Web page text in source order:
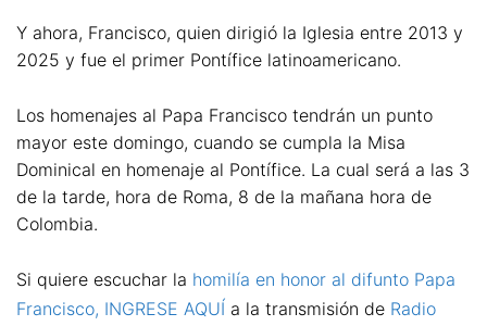
Y ahora, Francisco, quien dirigió la Iglesia entre 2013 y
2025 y fue el primer Pontífice latinoamericano.
Los homenajes al Papa Francisco tendrán un punto
mayor este domingo, cuando se cumpla la Misa
Dominical en homenaje al Pontífice. La cual será a las 3
de la tarde, hora de Roma, 8 de la mañana hora de
Colombia.
Si quiere escuchar la homilía en honor al difunto Papa
Francisco, INGRESE AQUÍ a la transmisión de Radio